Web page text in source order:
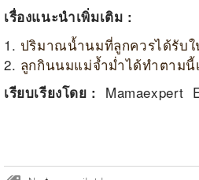
เรื่องแนะนำเพิ่มเติม :
1. ปริมาณน้ำนมที่ลูกควรได้รับ
2. ลูกกินนมแม่จ้ำม่ำได้ทำตามนี้
เรียบเรียงโดย : Mamaexpert